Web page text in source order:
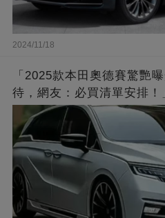
2024/11/18
「2025款本田奧德賽驚艷
待，網友：必買清單安排！